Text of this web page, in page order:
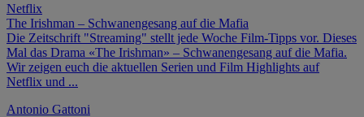
Netflix
The Irishman – Schwanengesang auf die Mafia
Die Zeitschrift "Streaming" stellt jede Woche Film-Tipps vor. Dieses
Mal das Drama «The Irishman» – Schwanengesang auf die Mafia.
Wir zeigen euch die aktuellen Serien und Film Highlights auf
Netflix und ...
Antonio Gattoni